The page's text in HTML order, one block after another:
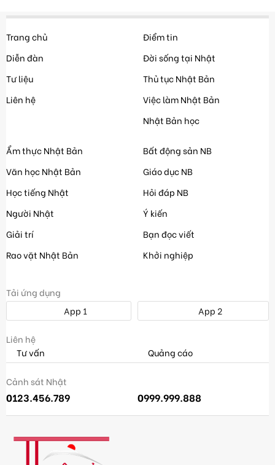
Trang chủ
Diễn đàn
Tư liệu
Liên hệ
Điểm tin
Đời sống tại Nhật
Thủ tục Nhật Bản
Việc làm Nhật Bản
Nhật Bản học
Ẩm thực Nhật Bản
Văn học Nhật Bản
Học tiếng Nhật
Người Nhật
Giải trí
Rao vặt Nhật Bản
Bất động sản NB
Giáo dục NB
Hỏi đáp NB
Ý kiến
Bạn đọc viết
Khởi nghiệp
Tải ứng dụng
App 1
App 2
Liên hệ
Tư vấn
Quảng cáo
Cảnh sát Nhật
0123.456.789 0999.999.888